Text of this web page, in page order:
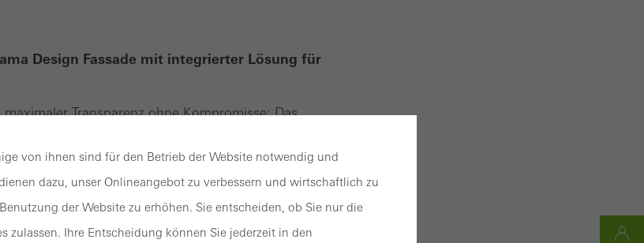
Design Fassade mit integrierter Lösung für
Transparenz ohne Kompromisse: Das
Schüco FWS 35 PD.HI (Panorama Design
Lösung, mit der Ganzglasecken ohne
können. Das Ergebnis sind repräsentative
Optik und optimaler Sicht nach außen, die
Wohn- und Objektbau erfüllen.
von ihnen sind für den Betrieb der Website notwendig und
dazu, unser Onlineangebot zu verbessern und wirtschaftlich zu
der Website zu erhöhen. Sie entscheiden, ob Sie nur die
zulassen. Ihre Entscheidung können Sie jederzeit in den